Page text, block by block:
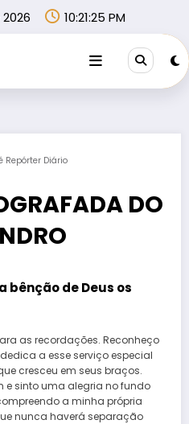
10:21:25 PM
Repórter Diário
DO
bênção de Deus os
as recordações. Reconheço
a esse serviço especial
cresceu em seus braços.
e sinto uma alegria no fundo
a minha própria
nunca haverá separação